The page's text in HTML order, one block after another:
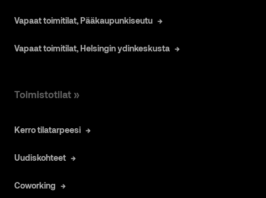
Vapaat toimitilat, Pääkaupunkiseutu
Vapaat toimitilat, Helsingin ydinkeskusta
Toimistotilat »
Kerro tilatarpeesi
Uudiskohteet
Coworking